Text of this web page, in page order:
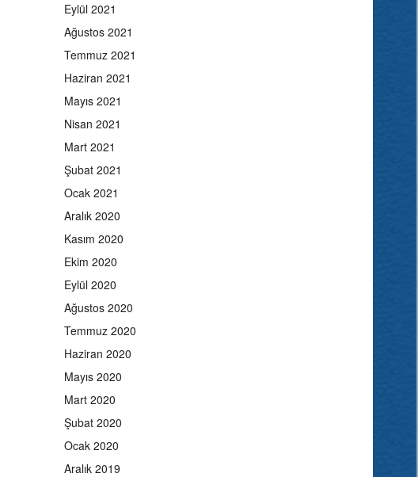
Eylül 2021
Ağustos 2021
Temmuz 2021
Haziran 2021
Mayıs 2021
Nisan 2021
Mart 2021
Şubat 2021
Ocak 2021
Aralık 2020
Kasım 2020
Ekim 2020
Eylül 2020
Ağustos 2020
Temmuz 2020
Haziran 2020
Mayıs 2020
Mart 2020
Şubat 2020
Ocak 2020
Aralık 2019